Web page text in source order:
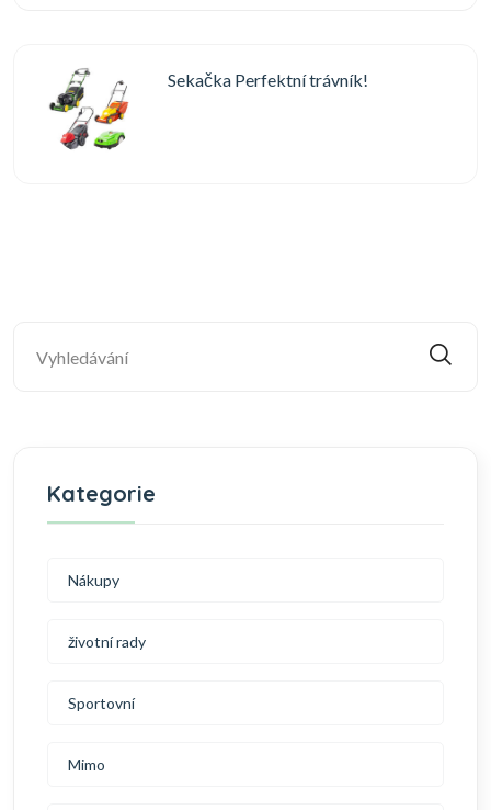
Sekačka Perfektní trávník!
Kategorie
Nákupy
životní rady
Sportovní
Mimo